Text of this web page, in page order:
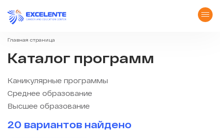
Главная страница
Каталог программ
Каникулярные программы
Среднее образование
Высшее образование
20 вариантов найдено